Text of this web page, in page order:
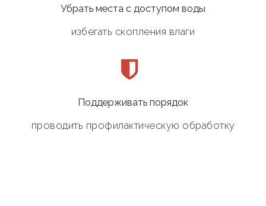
Убрать места с доступом воды
избегать скопления влаги
Поддерживать порядок
проводить профилактическую обработку